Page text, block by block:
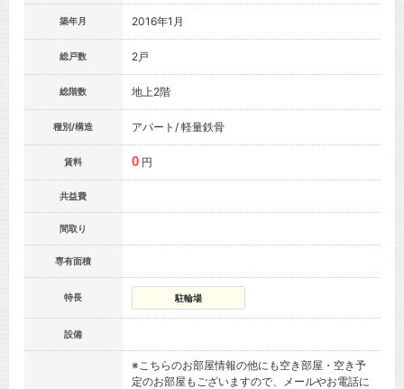
築年月 2016年1月
総戸数 2戸
総階数 地上2階
種別/構造 アパート/ 軽量鉄骨
賃料 0 円
共益費
間取り
専有面積
特長 駐輪場
設備
※こちらのお部屋情報の他にも空き部屋・空き予
定のお部屋もございますので、メールやお電話に